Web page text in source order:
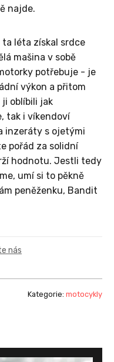
najde.
léta získal srdce
mašina v sobě
potřebuje - je
výkon a přitom
oblíbili jak
tak i víkendoví
inzeráty s ojetými
pořád za solidní
hodnotu. Jestli tedy
umí si to pěkně
peněženku, Bandit
nás
Kategorie: motocykly